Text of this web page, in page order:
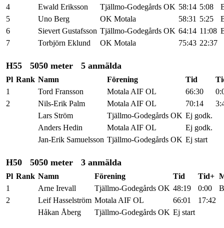
4
Ewald Eriksson Tjällmo-Godegårds OK 58:14 5:08
5
Uno Berg OK Motala 58:31 5:25
6
Sievert Gustafsson Tjällmo-Godegårds OK 64:14 11:08
7
Torbjörn Eklund OK Motala 75:43 22:37
H55 5050 meter 5 anmälda
Pl Rank Namn Förening Tid
1
Tord Fransson Motala AIF OL 66:30
2
Nils-Erik Palm Motala AIF OL 70:14
Lars Ström
Tjällmo-Godegårds OK Ej godk.
Anders Hedin
Motala AIF OL
Ej godk.
Jan-Erik Samuelsson Tjällmo-Godegårds OK Ej start
H50 5050 meter 3 anmälda
Pl Rank Namn Förening Tid Tid+
1
Arne Irevall Tjällmo-Godegårds OK 48:19 0:00
B
2
Leif Hasselström Motala AIF OL 66:01
17:42
Håkan Åberg
Tjällmo-Godegårds OK Ej start